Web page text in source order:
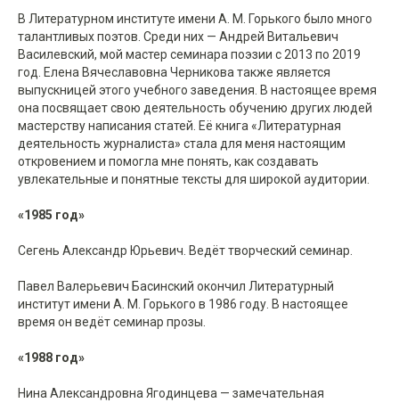
В Литературном институте имени А. М. Горького было много
талантливых поэтов. Среди них — Андрей Витальевич
Василевский, мой мастер семинара поэзии с 2013 по 2019
год. Елена Вячеславовна Черникова также является
выпускницей этого учебного заведения. В настоящее время
она посвящает свою деятельность обучению других людей
мастерству написания статей. Её книга «Литературная
деятельность журналиста» стала для меня настоящим
откровением и помогла мне понять, как создавать
увлекательные и понятные тексты для широкой аудитории.
«1985 год»
Сегень Александр Юрьевич. Ведёт творческий семинар.
Павел Валерьевич Басинский окончил Литературный
институт имени А. М. Горького в 1986 году. В настоящее
время он ведёт семинар прозы.
«1988 год»
Нина Александровна Ягодинцева — замечательная